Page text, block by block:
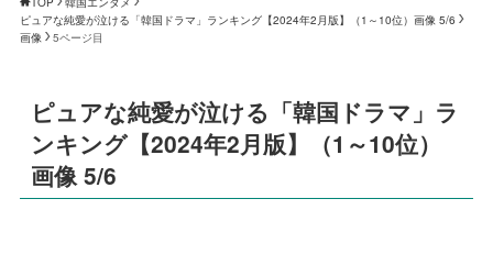
ピュアな純愛が泣ける「韓国ドラマ」ランキング【2024年2月版】（1～10位）画像 5/6
画像
5ページ目
ピュアな純愛が泣ける「韓国ドラマ」ラ
ンキング【2024年2月版】（1～10位）
画像 5/6